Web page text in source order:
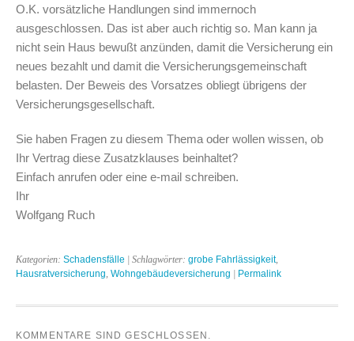
O.K. vorsätzliche Handlungen sind immernoch
ausgeschlossen. Das ist aber auch richtig so. Man kann ja
nicht sein Haus bewußt anzünden, damit die Versicherung ein
neues bezahlt und damit die Versicherungsgemeinschaft
belasten. Der Beweis des Vorsatzes obliegt übrigens der
Versicherungsgesellschaft.
Sie haben Fragen zu diesem Thema oder wollen wissen, ob
Ihr Vertrag diese Zusatzklauses beinhaltet?
Einfach anrufen oder eine e-mail schreiben.
Ihr
Wolfgang Ruch
Kategorien: Schadensfälle | Schlagwörter: grobe Fahrlässigkeit,
Hausratversicherung Wohngebäudeversicherung | Permalink
KOMMENTARE SIND GESCHLOSSEN.